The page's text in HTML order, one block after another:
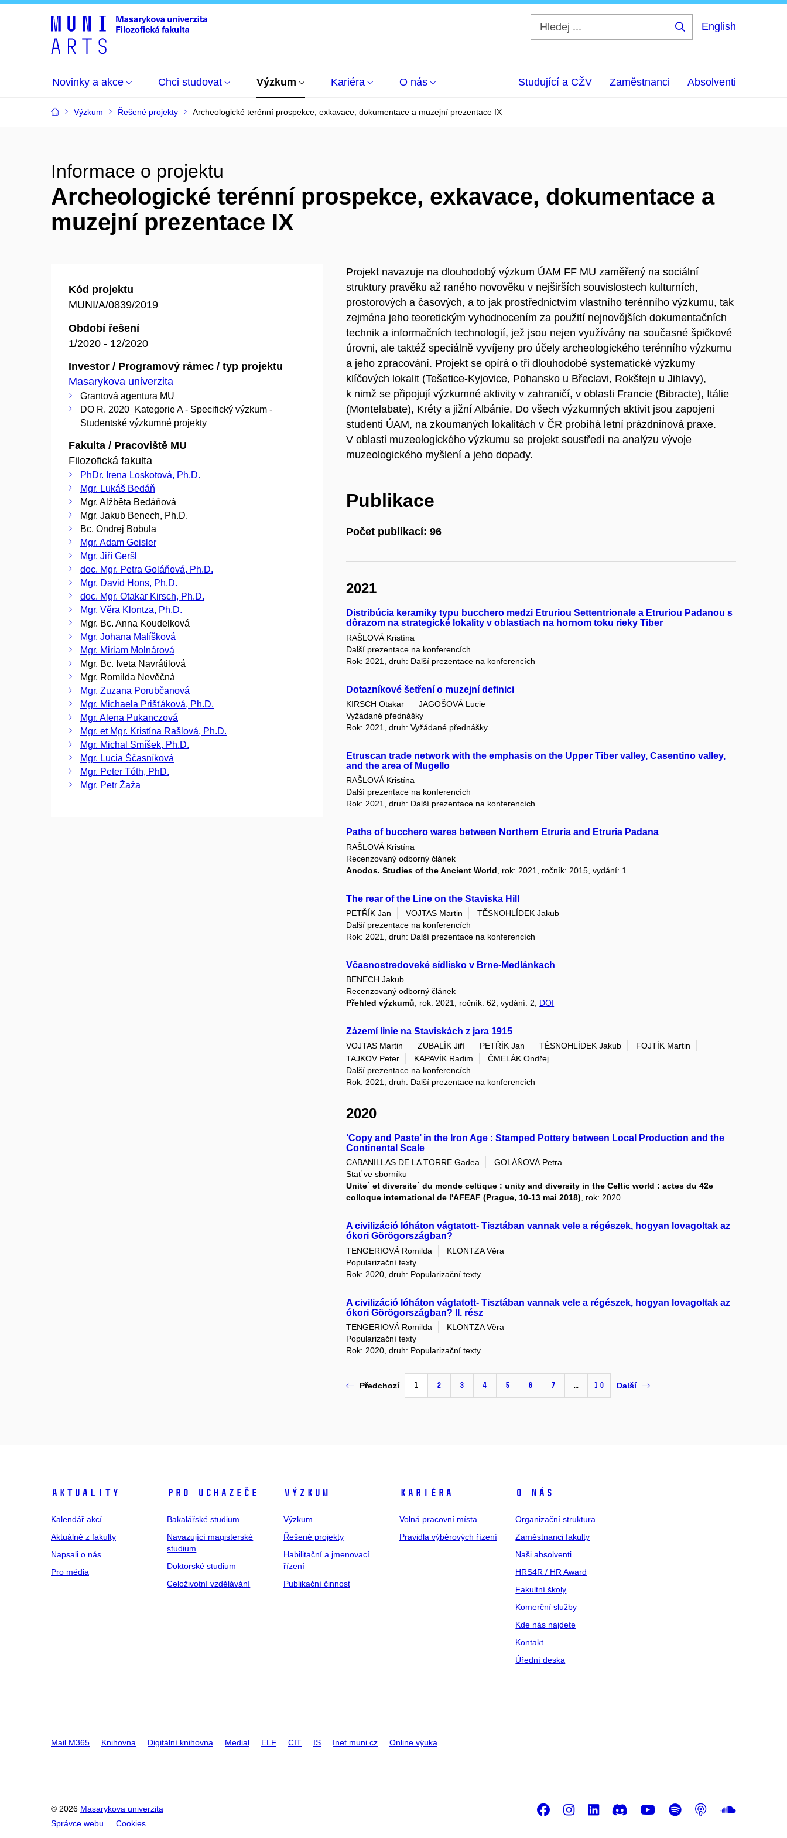
English
Novinky a akce Chci studovat Výzkum Kariéra O nás Studující a CŽV Zaměstnanci Absolventi
Výzkum Řešené projekty Archeologické terénní prospekce, exkavace, dokumentace a muzejní prezentace IX
Informace o projektu
Archeologické terénní prospekce, exkavace, dokumentace a
muzejní prezentace IX
Kód projektu
MUNI/A/0839/2019
Období řešení
1/2020 - 12/2020
Investor / Programový rámec / typ projektu
Masarykova univerzita
Grantová agentura MU
DO R. 2020_Kategorie A - Specifický výzkum -
Studentské výzkumné projekty
Fakulta / Pracoviště MU
Filozofická fakulta
PhDr. Irena Loskotová, Ph.D.
Mgr. Lukáš Bedáň
Mgr. Alžběta Bedáňová
Mgr. Jakub Benech, Ph.D.
Bc. Ondrej Bobula
Mgr. Adam Geisler
Mgr. Jiří Geršl
doc. Mgr. Petra Goláňová, Ph.D.
Mgr. David Hons, Ph.D.
doc. Mgr. Otakar Kirsch, Ph.D.
Mgr. Věra Klontza, Ph.D.
Mgr. Bc. Anna Koudelková
Mgr. Johana Malíšková
Mgr. Miriam Molnárová
Mgr. Bc. Iveta Navrátilová
Mgr. Romilda Nevěčná
Mgr. Zuzana Porubčanová
Mgr. Michaela Prišťáková, Ph.D.
Mgr. Alena Pukanczová
Mgr. et Mgr. Kristína Rašlová, Ph.D.
Mgr. Michal Smíšek, Ph.D.
Mgr. Lucia Ščasníková
Mgr. Peter Tóth, PhD.
Mgr. Petr Žaža
Projekt navazuje na dlouhodobý výzkum ÚAM FF MU zaměřený na sociální
struktury pravěku až raného novověku v nejširších souvislostech kulturních,
prostorových a časových, a to jak prostřednictvím vlastního terénního výzkumu, tak
zejména jeho teoretickým vyhodnocením za použití nejnovějších dokumentačních
technik a informačních technologií, jež jsou nejen využívány na současné špičkové
úrovni, ale taktéž speciálně vyvíjeny pro účely archeologického terénního výzkumu
a jeho zpracování. Projekt se opírá o tři dlouhodobé systematické výzkumy
klíčových lokalit (Tešetice-Kyjovice, Pohansko u Břeclavi, Rokštejn u Jihlavy),
k nimž se připojují výzkumné aktivity v zahraničí, v oblasti Francie (Bibracte), Itálie
(Montelabate), Kréty a jižní Albánie. Do všech výzkumných aktivit jsou zapojeni
studenti ÚAM, na zkoumaných lokalitách v ČR probíhá letní prázdninová praxe.
V oblasti muzeologického výzkumu se projekt soustředí na analýzu vývoje
muzeologického myšlení a jeho dopady.
Publikace
Počet publikací: 96
2021
Distribúcia keramiky typu bucchero medzi Etruriou Settentrionale a Etruriou Padanou s
dôrazom na strategické lokality v oblastiach na hornom toku rieky Tiber
RAŠLOVÁ Kristína
Další prezentace na konferencích
Rok: 2021, druh: Další prezentace na konferencích
Dotazníkové šetření o muzejní definici
KIRSCH Otakar
JAGOŠOVÁ Lucie
Vyžádané přednášky
Rok: 2021, druh: Vyžádané přednášky
Etruscan trade network with the emphasis on the Upper Tiber valley, Casentino valley,
and the area of Mugello
RAŠLOVÁ Kristína
Další prezentace na konferencích
Rok: 2021, druh: Další prezentace na konferencích
Paths of bucchero wares between Northern Etruria and Etruria Padana
RAŠLOVÁ Kristína
Recenzovaný odborný článek
Anodos. Studies of the Ancient World , rok: 2021, ročník: 2015, vydání: 1
The rear of the Line on the Staviska Hill
PETŘÍK Jan VOJTAS Martin
TĚSNOHLÍDEK Jakub
Další prezentace na konferencích
Rok: 2021, druh: Další prezentace na konferencích
Včasnostredoveké sídlisko v Brne-Medlánkach
BENECH Jakub
Recenzovaný odborný článek
Přehled výzkumů , rok: 2021, ročník: 62, vydání: 2, DOI
Zázemí linie na Staviskách z jara 1915
VOJTAS Martin ZUBALÍK Jiří PETŘÍK Jan TĚSNOHLÍDEK Jakub
FOJTÍK Martin
TAJKOV Peter
KAPAVÍK Radim
ČMELÁK Ondřej
Další prezentace na konferencích
Rok: 2021, druh: Další prezentace na konferencích
2020
‘Copy and Paste’ in the Iron Age : Stamped Pottery between Local Production and the
Continental Scale
CABANILLAS DE LA TORRE Gadea
GOLÁŇOVÁ Petra
Stať ve sborníku
Unite´ et diversite´ du monde celtique : unity and diversity in the Celtic world : actes du 42e
colloque international de l'AFEAF (Prague, 10-13 mai 2018), rok: 2020
A civilizáció lóháton vágtatott- Tisztában vannak vele a régészek, hogyan lovagoltak az
ókori Görögországban?
TENGERIOVÁ Romilda
KLONTZA Věra
Popularizační texty
Rok: 2020, druh: Popularizační texty
A civilizáció lóháton vágtatott- Tisztában vannak vele a régészek, hogyan lovagoltak az
ókori Görögországban? II. rész
TENGERIOVÁ Romilda
KLONTZA Věra
Popularizační texty
Rok: 2020, druh: Popularizační texty
Předchozí 1 2 3 4 5 6 7 … 10 Další
Aktuality
Kalendář akcí
Aktuálně z fakulty
Napsali o nás
Pro média
Pro uchazeče
Bakalářské studium
Navazující magisterské
studium
Doktorské studium
Celoživotní vzdělávání
Výzkum
Výzkum
Řešené projekty
Habilitační a jmenovací
řízení
Publikační činnost
Kariéra
Volná pracovní místa
Pravidla výběrových řízení
O nás
Organizační struktura
Zaměstnanci fakulty
Naši absolventi
HRS4R / HR Award
Fakultní školy
Komerční služby
Kde nás najdete
Kontakt
Úřední deska
Mail M365 Knihovna Digitální knihovna Medial ELF CIT IS Inet.muni.cz Online výuka
© 2026 Masarykova univerzita
Správce webu
Cookies
Facebook
Instagram
LinkedIn
DiscordYoutube
Spotify
Podcast